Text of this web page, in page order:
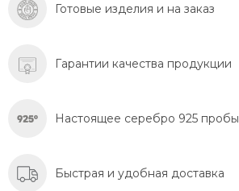
Готовые изделия и на заказ
Гарантии качества продукции
Настоящее серебро 925 пробы
Быстрая и удобная доставка